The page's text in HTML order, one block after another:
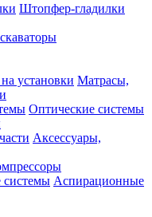
Штопфер-гладилки
Матрасы,
Оптические системы
Аксессуары,
Аспирационные